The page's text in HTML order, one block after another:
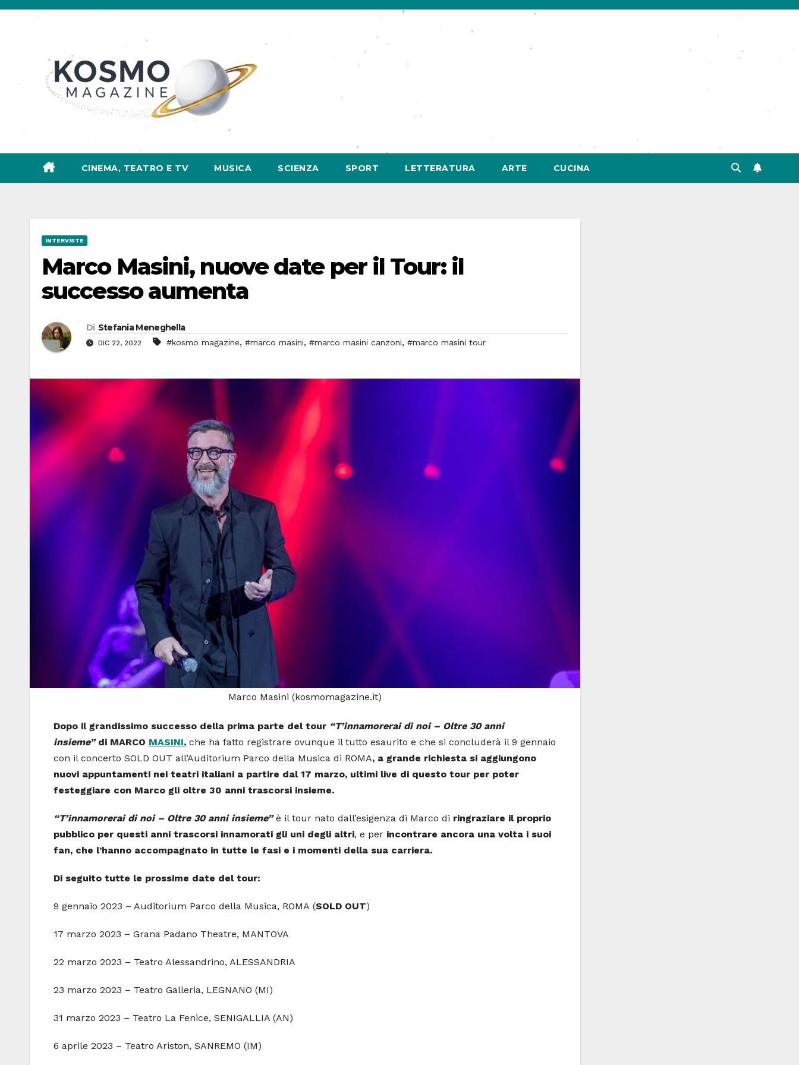
Salta
CINEMA, TEATRO E TV MUSICA SCIENZA SPORT LETTERATURA ARTE CUCINA
INTERVISTE
Marco Masini, nuove date per il Tour: il
successo aumenta
Di Stefania Meneghella
DIC 22, 2022 #kosmo magazine, #marco masini, #marco masini canzoni, #marco masini tour
Marco Masini (kosmomagazine.it)
Dopo il grandissimo successo della prima parte del tour “T’innamorerai di noi – Oltre 30 anni
insieme”di MARCO MASINI, che ha fatto registrare ovunque il tutto esaurito e che si concluderà il 9 gennaio
con il concerto SOLD OUT all’Auditorium Parco della Musica di ROMA, a grande richiesta si aggiungono
nuovi appuntamenti nei teatri italiani a partire dal 17 marzo, ultimi live di questo tour per poter
festeggiare con Marco gli oltre 30 anni trascorsi insieme.
“T’innamorerai di noi – Oltre 30 anni insieme” è il tour nato dall’esigenza di Marco di ringraziare il proprio
pubblico per questi anni trascorsi innamorati gli uni degli altri, e per incontrare ancora una volta i suoi
fan, che l’hanno accompagnato in tutte le fasi e i momenti della sua carriera.
Di seguito tutte le prossime date del tour:
9 gennaio 2023 – Auditorium Parco della Musica, ROMA (SOLD OUT)
17 marzo 2023 – Grana Padano Theatre, MANTOVA
22 marzo 2023 – Teatro Alessandrino, ALESSANDRIA
23 marzo 2023 – Teatro Galleria, LEGNANO (MI)
31 marzo 2023 – Teatro La Fenice, SENIGALLIA (AN)
6 aprile 2023 – Teatro Ariston, SANREMO (IM)